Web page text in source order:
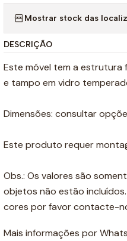
Mostrar stock das
DESCRIÇÃO
Este móvel tem a estrutura
e tampo em vidro
Dimensões: consultar
Este produto requer
Obs.: Os valores são
objetos não estão
cores por favor contacte-
Mais informações por